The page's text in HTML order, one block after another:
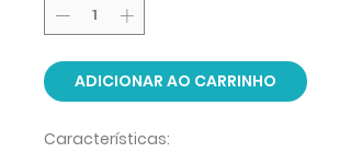
ADICIONAR AO CARRINHO
Características: